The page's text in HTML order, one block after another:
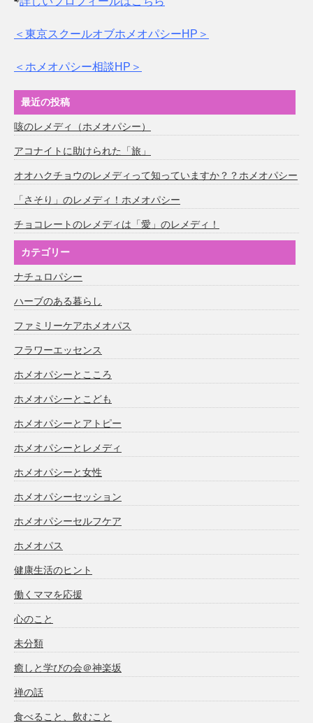
＜東京スクールオブホメオパシーHP＞
＜ホメオパシー相談HP＞
最近の投稿
咳のレメディ（ホメオパシー）
アコナイトに助けられた「旅」
オオハクチョウのレメディって知っていますか？？ホメオパシー
「さそり」のレメディ！ホメオパシー
チョコレートのレメディは「愛」のレメディ！
カテゴリー
ナチュロパシー
ハーブのある暮らし
ファミリーケアホメオパス
フラワーエッセンス
ホメオパシーとこころ
ホメオパシーとこども
ホメオパシーとアトピー
ホメオパシーとレメディ
ホメオパシーと女性
ホメオパシーセッション
ホメオパシーセルフケア
ホメオパス
健康生活のヒント
働くママを応援
心のこと
未分類
癒しと学びの会＠神楽坂
禅の話
食べること、飲むこと